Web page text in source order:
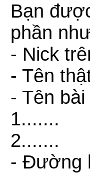
Bạn
phần
- Nick
- Tên
- Tên
1.......
2.......
- Đường